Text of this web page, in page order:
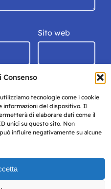
Consenso
tecnologie come i cookie
informazioni del dispositivo. Il
di elaborare dati come il
unici su questo sito. Non
influire negativamente su alcune
Sito web
presso il tribunale di